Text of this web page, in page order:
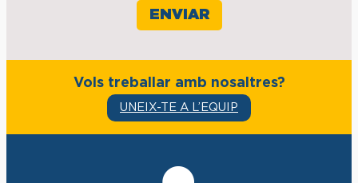
Vols treballar amb nosaltres?
UNEIX-TE A L’EQUIP